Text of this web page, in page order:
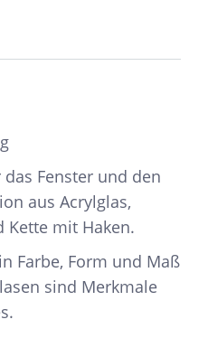
Fenster und den
aus Acrylglas,
mit Haken.
Farbe, Form und Maß
sind Merkmale